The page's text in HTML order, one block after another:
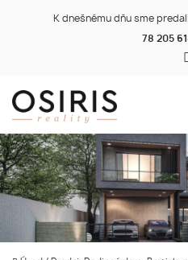
K dnešnému dňu sme
78 205